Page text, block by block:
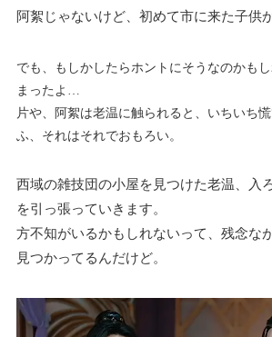
阿絮じゃないけど、初めて市に来た子供
でも、もしかしたらホントにそうなのかも
まったよ…
片や、阿絮は老温に触られると、いちいち
ふ、それはそれでおもろい。
西域の雑技団の小屋を見つけた老温、入
を引っ張っていきます。
方不知がいるかもしれないって、残念な
見つかってるんだけど。